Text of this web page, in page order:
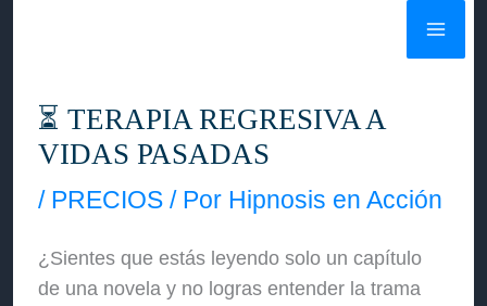
⏳ TERAPIA REGRESIVA A
VIDAS PASADAS
/ PRECIOS / Por Hipnosis en Acción
¿Sientes que estás leyendo solo un capítulo
de una novela y no logras entender la trama